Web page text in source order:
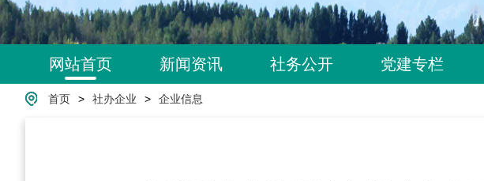
网站首页 新闻资讯 社务公开 党建专栏
首页 > 社办企业 > 企业信息